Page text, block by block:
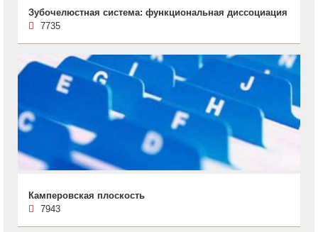
Зубочелюстная система: функциональная диссоциация
7735
Камперовская плоскость
7943